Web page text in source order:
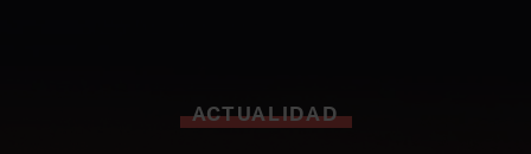
ACTUALIDAD